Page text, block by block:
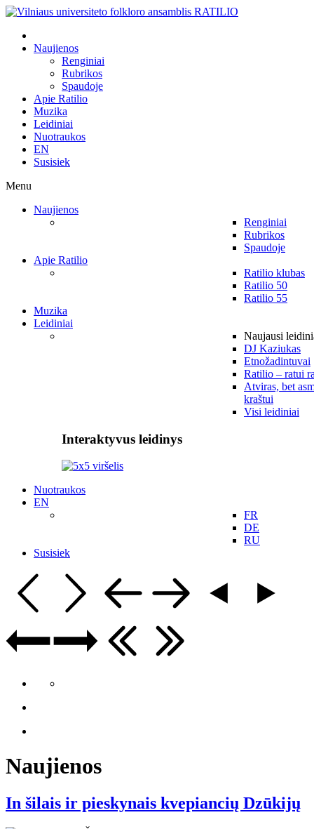
Naujienos
Renginiai
Rubrikos
Spaudoje
Apie Ratilio
Muzika
Leidiniai
Nuotraukos
EN
Susisiek
Menu
Naujienos
Renginiai
Rubrikos
Spaudoje
Apie Ratilio
Ratilio klubas
Ratilio 50
Ratilio 55
Muzika
Leidiniai
Naujausi
DJ Kaziukas
Etnožadintuvai
Ratilio – ratui
Atviras, bet
kraštui
Visi leidiniai
Interaktyvus leidinys
Nuotraukos
EN
FR
DE
RU
Susisiek
Naujienos
In šilais ir pieskynais kvepiancių Dzūkijų